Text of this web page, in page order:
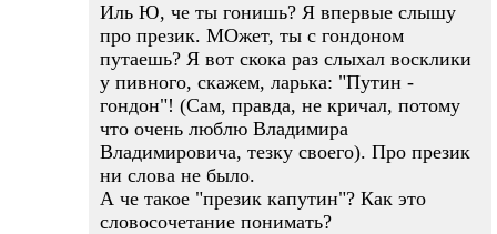
Иль Ю, че ты гонишь? Я впервые слышу
про презик. МОжет, ты с гондоном
путаешь? Я вот скока раз слыхал восклики
у пивного, скажем, ларька: "Путин -
гондон"! (Сам, правда, не кричал, потому
что очень люблю Владимира
Владимировича, тезку своего). Про презик
ни слова не было.
А че такое "презик капутин"? Как это
словосочетание понимать?